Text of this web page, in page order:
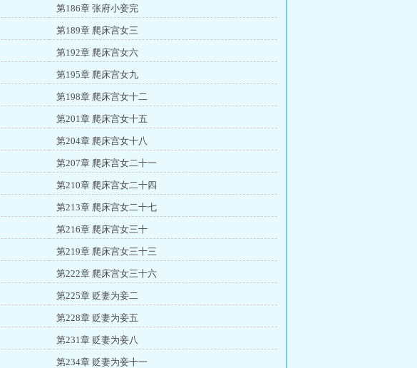
第186章 张府小妾完
第189章 爬床宫女三
第192章 爬床宫女六
第195章 爬床宫女九
第198章 爬床宫女十二
第201章 爬床宫女十五
第204章 爬床宫女十八
第207章 爬床宫女二十一
第210章 爬床宫女二十四
第213章 爬床宫女二十七
第216章 爬床宫女三十
第219章 爬床宫女三十三
第222章 爬床宫女三十六
第225章 贬妻为妾二
第228章 贬妻为妾五
第231章 贬妻为妾八
第234章 贬妻为妾十一